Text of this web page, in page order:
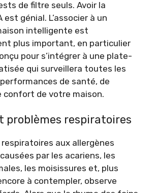
de filtre seuls. Avoir la
est génial. L’associer à un
intelligente est
plus important, en particulier
pour s’intégrer à une plate-
qui surveillera toutes les
de santé, de
confort de votre maison.
problèmes respiratoires
aux allergènes
par les acariens, les
les moisissures et, plus
à contempler, observe